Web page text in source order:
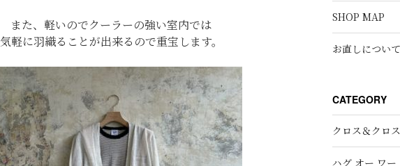
また、軽いのでクーラーの強い室内では
気軽に羽織ることが出来るので重宝します。
SHOP MAP
お直しについて
CATEGORY
クロス＆クロス
ハグ オー ワー